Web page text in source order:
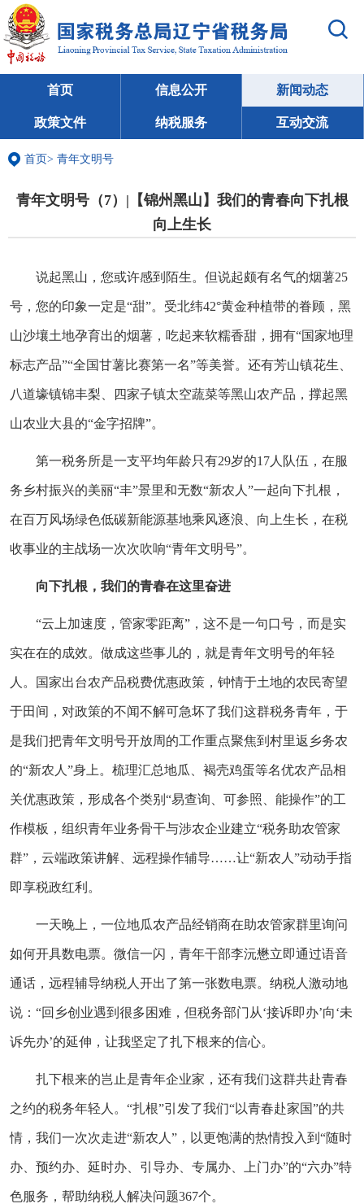
首页 信息公开 新闻动态
政策文件 纳税服务 互动交流
首页> 青年文明号
青年文明号（7）|【锦州黑山】我们的青春向下扎根
向上生长
说起黑山，您或许感到陌生。但说起颇有名气的烟薯25
号，您的印象一定是“甜”。受北纬42°黄金种植带的眷顾，黑
山沙壤土地孕育出的烟薯，吃起来软糯香甜，拥有“国家地理
标志产品”“全国甘薯比赛第一名”等美誉。还有芳山镇花生、
八道壕镇锦丰梨、四家子镇太空蔬菜等黑山农产品，撑起黑
山农业大县的“金字招牌”。
第一税务所是一支平均年龄只有29岁的17人队伍，在服
务乡村振兴的美丽“丰”景里和无数“新农人”一起向下扎根，
在百万风场绿色低碳新能源基地乘风逐浪、向上生长，在税
收事业的主战场一次次吹响“青年文明号”。
向下扎根，我们的青春在这里奋进
“云上加速度，管家零距离”，这不是一句口号，而是实
实在在的成效。做成这些事儿的，就是青年文明号的年轻
人。国家出台农产品税费优惠政策，钟情于土地的农民寄望
于田间，对政策的不闻不解可急坏了我们这群税务青年，于
是我们把青年文明号开放周的工作重点聚焦到村里返乡务农
的“新农人”身上。梳理汇总地瓜、褐壳鸡蛋等名优农产品相
关优惠政策，形成各个类别“易查询、可参照、能操作”的工
作模板，组织青年业务骨干与涉农企业建立“税务助农管家
群”，云端政策讲解、远程操作辅导……让“新农人”动动手指
即享税政红利。
一天晚上，一位地瓜农产品经销商在助农管家群里询问
如何开具数电票。微信一闪，青年干部李沅懋立即通过语音
通话，远程辅导纳税人开出了第一张数电票。纳税人激动地
说：“回乡创业遇到很多困难，但税务部门从‘接诉即办’向‘未
诉先办’的延伸，让我坚定了扎下根来的信心。
扎下根来的岂止是青年企业家，还有我们这群共赴青春
之约的税务年轻人。“扎根”引发了我们“以青春赴家国”的共
情，我们一次次走进“新农人”，以更饱满的热情投入到“随时
办、预约办、延时办、引导办、专属办、上门办”的“六办”特
色服务，帮助纳税人解决问题367个。